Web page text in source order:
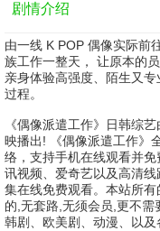
剧情介绍
由一线 K POP 偶像实际前
族工作一整天， 让原本的
亲身体验高强度、陌生又
过程。
《偶像派遣工作》日韩综艺
映播出! 《偶像派遣工作》
络，支持手机在线观看并
讯视频、爱奇艺以及高清
集在线免费观看。本站所
的,无套路,无须会员,更不需
韩剧、欧美剧、动漫、以及